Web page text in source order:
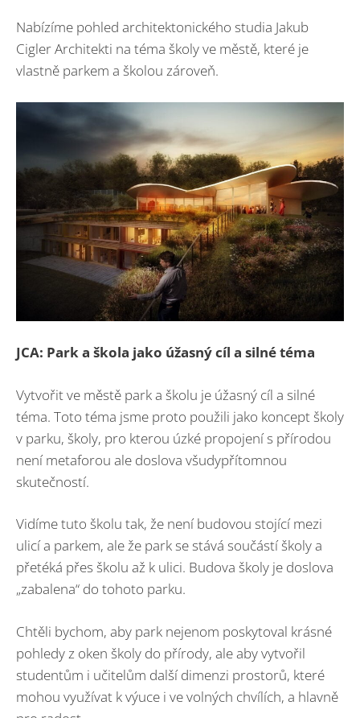
Nabízíme pohled architektonického studia Jakub
Cigler Architekti na téma školy ve městě, které je
vlastně parkem a školou zároveň.
JCA: Park a škola jako úžasný cíl a silné téma
Vytvořit ve městě park a školu je úžasný cíl a silné
téma. Toto téma jsme proto použili jako koncept školy
v parku, školy, pro kterou úzké propojení s přírodou
není metaforou ale doslova všudypřítomnou
skutečností.
Vidíme tuto školu tak, že není budovou stojící mezi
ulicí a parkem, ale že park se stává součástí školy a
přetéká přes školu až k ulici. Budova školy je doslova
„zabalena“ do tohoto parku.
Chtěli bychom, aby park nejenom poskytoval krásné
pohledy z oken školy do přírody, ale aby vytvořil
studentům i učitelům další dimenzi prostorů, které
mohou využívat k výuce i ve volných chvílích, a hlavně